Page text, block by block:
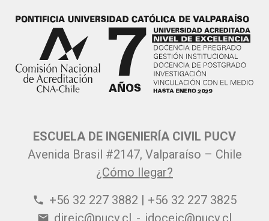
ESCUELA DE INGENIERÍA CIVIL PUCV
Avenida Brasil #2147, Valparaíso – Chile
¿Cómo llegar?
phone +56 32 227 3882 | +56 32 227 3825
email direic@pucv.cl - jdoceic@pucv.cl